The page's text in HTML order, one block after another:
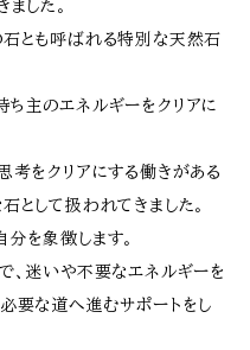
した。
とも呼ばれる特別な天然石
主のエネルギーをクリアに
考をクリアにする働きがある
として扱われてきました。
を象徴します。
、迷いや不要なエネルギーを
要な道へ進むサポートをし